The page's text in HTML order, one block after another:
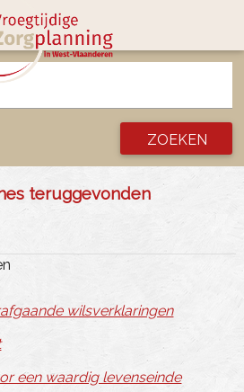
teruggevonden
wilsverklaringen
een waardig levenseinde